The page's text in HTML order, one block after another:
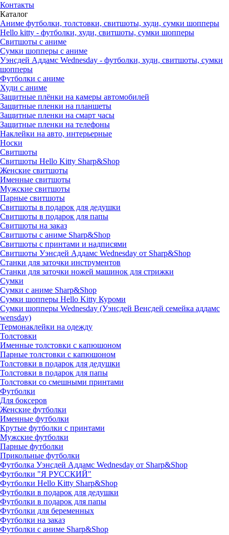
Контакты
Каталог
Аниме футболки, толстовки, свитшоты, худи, сумки шопперы
Hello kitty - футболки, худи, свитшоты, сумки шопперы
Свитшоты с аниме
Сумки шопперы с аниме
Уэнсдей Аддамс Wednesday - футболки, худи, свитшоты, сумки
шопперы
Футболки с аниме
Худи с аниме
Защитные плёнки на камеры автомобилей
Защитные пленки на планшеты
Защитные пленки на смарт часы
Защитные пленки на телефоны
Наклейки на авто, интерьерные
Носки
Свитшоты
Cвитшоты Hello Kitty Sharp&Shop
Женские свитшоты
Именные свитшоты
Мужские свитшоты
Парные свитшоты
Свитшоты в подарок для дедушки
Свитшоты в подарок для папы
Свитшоты на заказ
Свитшоты с аниме Sharp&Shop
Свитшоты с принтами и надписями
Свитшоты Уэнсдей Аддамс Wednesday от Sharp&Shop
Станки для заточки инструментов
Станки для заточки ножей машинок для стрижки
Сумки
Сумки с аниме Sharp&Shop
Сумки шопперы Hello Kitty Куроми
Сумки шопперы Wednesday (Уэнсдей Венсдей семейка аддамс
wensday)
Термонаклейки на одежду
Толстовки
Именные толстовки с капюшоном
Парные толстовки с капюшоном
Толстовки в подарок для дедушки
Толстовки в подарок для папы
Толстовки со смешными принтами
Футболки
Для боксеров
Женские футболки
Именные футболки
Крутые футболки с принтами
Мужские футболки
Парные футболки
Прикольные футболки
Футболка Уэнсдей Аддамс Wednesday от Sharp&Shop
Футболки "Я РУССКИЙ"
Футболки Hello Kitty Sharp&Shop
Футболки в подарок для дедушки
Футболки в подарок для папы
Футболки для беременных
Футболки на заказ
Футболки с аниме Sharp&Shop